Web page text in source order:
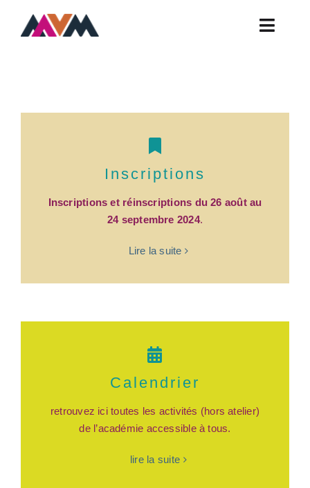
Toggle
FAQ
Horaires
Infos Pratiques
Inscriptions
Inscriptions et réinscriptions du 26 août au
24 septembre 2024.
Lire la suite
Calendrier
retrouvez ici toutes les activités (hors atelier)
de l’académie accessible à tous.
lire la suite